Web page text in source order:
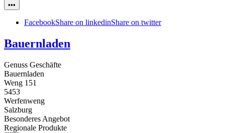
•••
FacebookShare on linkedinShare on twitter
Bauernladen
Genuss Geschäfte
Bauernladen
Weng 151
5453
Werfenweng
Salzburg
Besonderes Angebot
Regionale Produkte